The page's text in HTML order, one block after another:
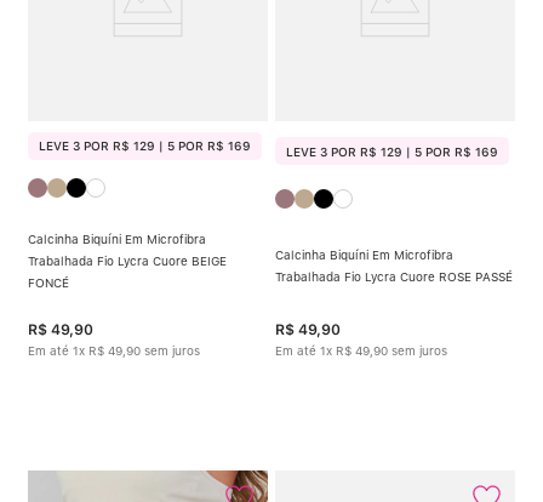
LEVE 3 POR R$ 129 | 5 POR R$ 169
Calcinha Biquíni Em Microfibra
Trabalhada Fio Lycra Cuore BEIGE
FONCÉ
R$ 49,90
Em até 1x R$ 49 90 sem juros
LEVE 3 POR R$ 129 | 5 POR R$ 169
Calcinha Biquíni Em Microfibra
Trabalhada Fio Lycra Cuore ROSE PASSÉ
R$ 49,90
Em até 1x R$ 49 90 sem juros